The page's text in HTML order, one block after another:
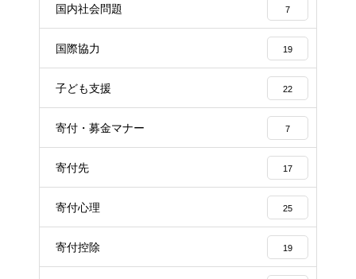
国内社会問題 7
国際協力 19
子ども支援 22
寄付・募金マナー 7
寄付先 17
寄付心理 25
寄付控除 19